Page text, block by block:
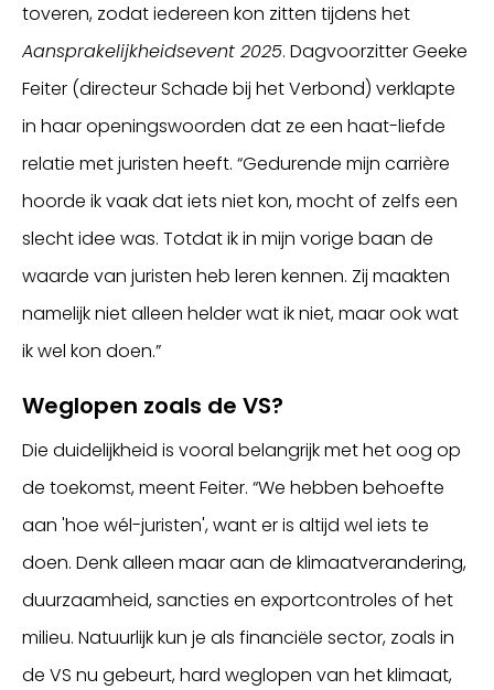
toveren, zodat iedereen kon zitten tijdens het
Aansprakelijkheidsevent 2025. Dagvoorzitter Geeke
Feiter (directeur Schade bij het Verbond) verklapte
in haar openingswoorden dat ze een haat-liefde
relatie met juristen heeft. “Gedurende mijn carrière
hoorde ik vaak dat iets niet kon, mocht of zelfs een
slecht idee was. Totdat ik in mijn vorige baan de
waarde van juristen heb leren kennen. Zij maakten
namelijk niet alleen helder wat ik niet, maar ook wat
ik wel kon doen.”
Weglopen zoals de VS?
Die duidelijkheid is vooral belangrijk met het oog op
de toekomst, meent Feiter. “We hebben behoefte
aan 'hoe wél-juristen', want er is altijd wel iets te
doen. Denk alleen maar aan de klimaatverandering,
duurzaamheid, sancties en exportcontroles of het
milieu. Natuurlijk kun je als financiële sector, zoals in
de VS nu gebeurt, hard weglopen van het klimaat,